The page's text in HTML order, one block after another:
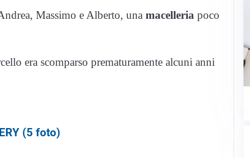
Massimo e Alberto, una macelleria poco
era scomparso prematuramente alcuni anni
(5 foto)